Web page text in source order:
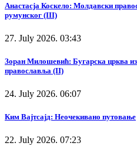
Анастасја Коскело: Молдавски
румунског (III)
27. July 2026. 03:43
Зоран Милошевић: Бугарска црква
православља (II)
24. July 2026. 06:07
Ким Вајтсајд: Неочекивано путовање
22. July 2026. 07:23